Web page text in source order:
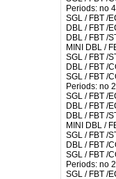
Periods: no
SGL / FBT /
DBL / FBT /
DBL / FBT /
MINI DBL /
SGL / FBT /
DBL / FBT /
SGL / FBT /
Periods: no
SGL / FBT /
DBL / FBT /
DBL / FBT /
MINI DBL /
SGL / FBT /
DBL / FBT /
SGL / FBT /
Periods: no
SGL / FBT /